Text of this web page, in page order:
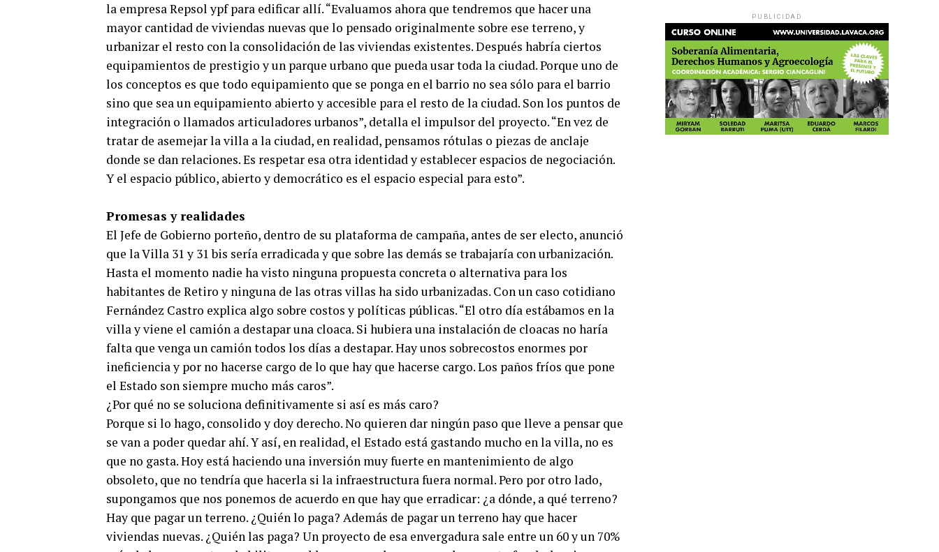
la empresa Repsol ypf para edificar allí. “Evaluamos ahora que tendremos que hacer una
mayor cantidad de viviendas nuevas que lo pensado originalmente sobre ese terreno, y
urbanizar el resto con la consolidación de las viviendas existentes. Después habría ciertos
equipamientos de prestigio y un parque urbano que pueda usar toda la ciudad. Porque uno de
los conceptos es que todo equipamiento que se ponga en el barrio no sea sólo para el barrio
sino que sea un equipamiento abierto y accesible para el resto de la ciudad. Son los puntos de
integración o llamados articuladores urbanos”, detalla el impulsor del proyecto. “En vez de
tratar de asemejar la villa a la ciudad, en realidad, pensamos rótulas o piezas de anclaje
donde se dan relaciones. Es respetar esa otra identidad y establecer espacios de negociación.
Y el espacio público, abierto y democrático es el espacio especial para esto”.
Promesas y realidades
El Jefe de Gobierno porteño, dentro de su plataforma de campaña, antes de ser electo, anunció
que la Villa 31 y 31 bis sería erradicada y que sobre las demás se trabajaría con urbanización.
Hasta el momento nadie ha visto ninguna propuesta concreta o alternativa para los
habitantes de Retiro y ninguna de las otras villas ha sido urbanizadas. Con un caso cotidiano
Fernández Castro explica algo sobre costos y políticas públicas. “El otro día estábamos en la
villa y viene el camión a destapar una cloaca. Si hubiera una instalación de cloacas no haría
falta que venga un camión todos los días a destapar. Hay unos sobrecostos enormes por
ineficiencia y por no hacerse cargo de lo que hay que hacerse cargo. Los paños fríos que pone
el Estado son siempre mucho más caros”.
¿Por qué no se soluciona definitivamente si así es más caro?
Porque si lo hago, consolido y doy derecho. No quieren dar ningún paso que lleve a pensar que
se van a poder quedar ahí. Y así, en realidad, el Estado está gastando mucho en la villa, no es
que no gasta. Hoy está haciendo una inversión muy fuerte en mantenimiento de algo
obsoleto, que no tendría que hacerla si la infraestructura fuera normal. Pero por otro lado,
supongamos que nos ponemos de acuerdo en que hay que erradicar: ¿a dónde, a qué terreno?
Hay que pagar un terreno. ¿Quién lo paga? Además de pagar un terreno hay que hacer
viviendas nuevas. ¿Quién las paga? Un proyecto de esa envergadura sale entre un 60 y un 70%
PUBLICIDAD